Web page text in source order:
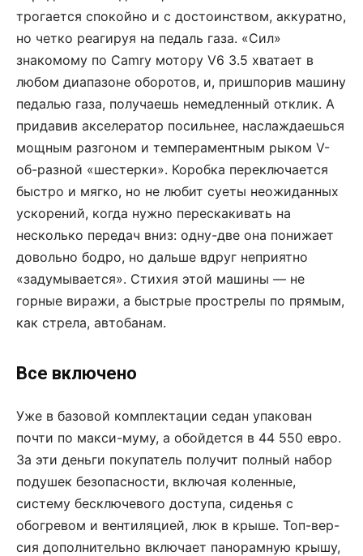
трогается спокойно и с достоинством, аккуратно,
но четко реагируя на педаль газа. «Сил»
знакомому по Camry мотору V6 3.5 хватает в
любом диапазоне оборотов, и, пришпорив машину
педалью газа, получаешь немедленный отклик. А
придавив акселератор посильнее, нас­лаждаешься
мощным разгоном и темпераментным рыком V-
об-разной «шестерки». Коробка переключается
быстро и мягко, но не любит суеты неожиданных
ускорений, когда нужно перескакивать на
несколько передач вниз: одну-две она понижает
довольно бодро, но дальше вдруг неприятно
«задумывается». Стихия этой машины — не
горные виражи, а быстрые прострелы по прямым,
как стрела, автобанам.
Все включено
Уже в базовой комплектации седан упакован
почти по макси-муму, а обойдется в 44 550 евро.
За эти деньги покупатель получит полный набор
подушек безопасности, включая коленные,
систему бесключевого доступа, сиденья с
обогревом и вентиляцией, люк в крыше. Топ-вер-
сия дополнительно включает панорамную крышу,